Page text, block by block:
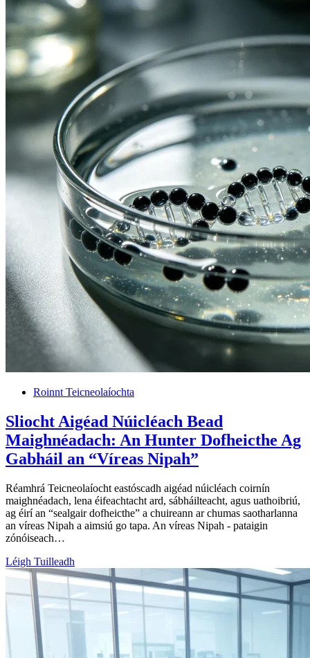
Roinnt Teicneolaíochta
Sliocht Aigéad Núicléach Bead
Maighnéadach: An Hunter Dofheicthe Ag
Gabháil an “Víreas Nipah”
Réamhrá Teicneolaíocht eastóscadh aigéad núicléach coirnín
maighnéadach, lena éifeachtacht ard, sábháilteacht, agus uathoibriú,
ag éirí an “sealgair dofheicthe” a chuireann ar chumas saotharlanna
an víreas Nipah a aimsiú go tapa. An víreas Nipah - pataigin
zónóiseach…
Léigh Tuilleadh